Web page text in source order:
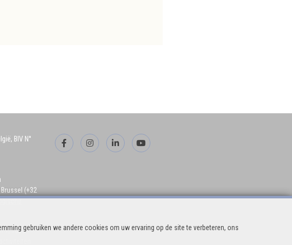
gebruiken we andere cookies om uw ervaring op de site te verbeteren, ons
BIV N°
(+32
1, 1000